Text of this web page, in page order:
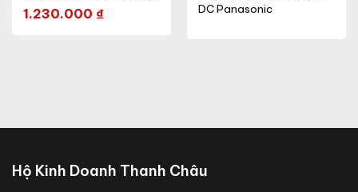
1.230.000 ₫
DC Panasonic
Hộ Kinh Doanh Thanh Châu